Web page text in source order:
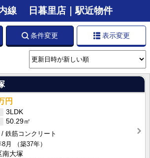
線 日暮里店｜駅近物件
条件変更 表示変更
円
3LDK
50.29㎡
鉄筋コンクリート
月
（築37年）
南大塚